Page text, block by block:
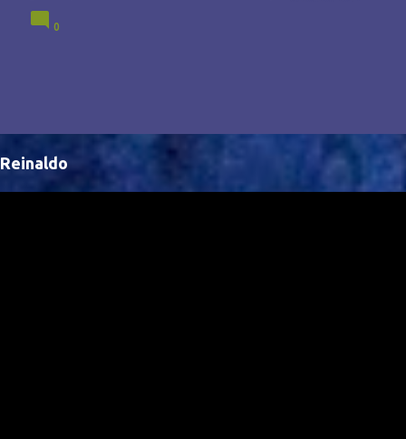
chamado atenção de diretores e produtores fora do
Brasil, abrindo portas para novas oportunidades no
0
Reinaldo